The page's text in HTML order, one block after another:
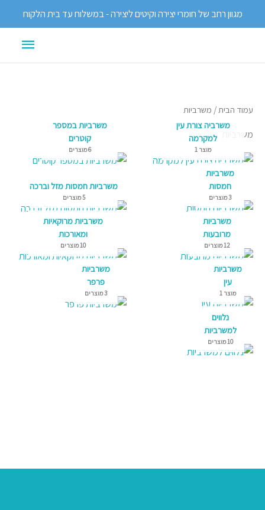
מגוון רחב של חומרי יצירה וקיטים ליצירה - במשלוח עד בית הלקוח
עמוד הבית/ משרביות
משרביות
משרביה צורת עין
למקרמה
מוצר 1
משרביות במספר
קוטרים
6 מוצרים
משרביות
חמסות
3 מוצרים
משרביות חמסות מזל וברכה
5 מוצרים
משרביות
מרובעות
12 מוצרים
משרביות מרוקאיות
ומאורכות
10 מוצרים
משרביות
עין
מוצר 1
משרביות
פרפר
3 מוצרים
נלווים
למשרביות
10 מוצרים